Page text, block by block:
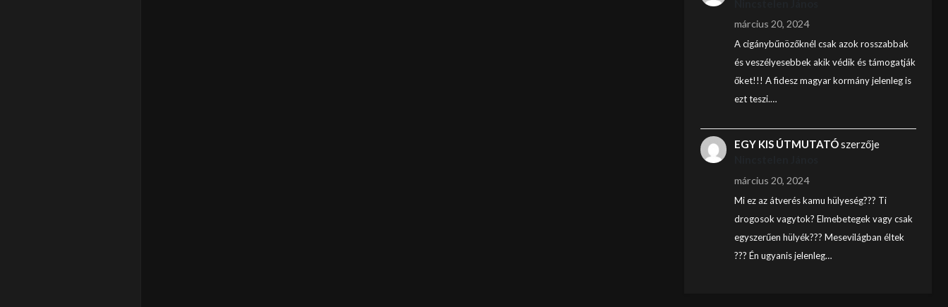
március 20, 2024
A cigánybűnözőknél csak azok rosszabbak
és veszélyesebbek akik védik és támogatják
őket!!! A fidesz magyar kormány jelenleg is
ezt teszi.…
EGY KIS ÚTMUTATÓszerzője
március 20, 2024
Mi ez az átverés kamu hülyeség??? Ti
drogosok vagytok? Elmebetegek vagy csak
egyszerűen hülyék??? Mesevilágban éltek
??? Én ugyanis jelenleg…